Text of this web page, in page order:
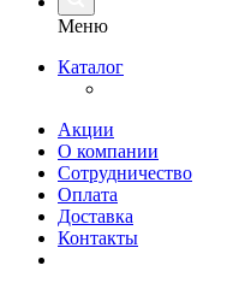
Меню
Каталог
Акции
О компании
Сотрудничество
Оплата
Доставка
Контакты